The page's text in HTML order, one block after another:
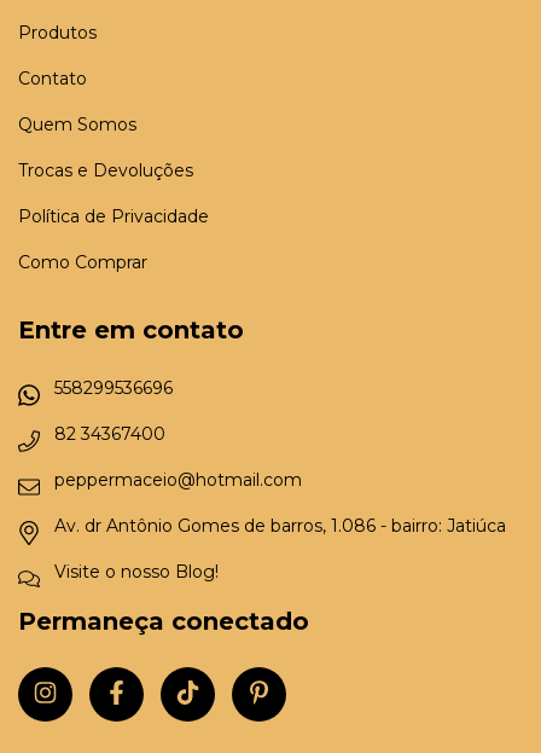
Produtos
Contato
Quem Somos
Trocas e Devoluções
Política de Privacidade
Como Comprar
Entre em contato
558299536696
82 34367400
peppermaceio@hotmail.com
Av. dr Antônio Gomes de barros, 1.086 - bairro: Jatiúca
Visite o nosso Blog!
Permaneça conectado